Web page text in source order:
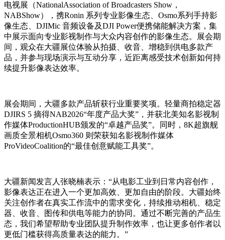
电视展（NationalAssociation of Broadcasters Show，
NABShow），携Ronin 系列专业影像生态、Osmo系列手持影
像生态、DJIMic 音频设备及DJI Power便携储能解决方案，集
中展示面向专业影视制作与大众内容创作的影像生态。展会期
间，观众在大疆展位体验从拍摄、收音、增稳到供电多款产
品，并参与现场演示与互动分享，近距离感受技术创新如何持
续提升影像表达效率。
展会期间，大疆多款产品斩获行业重要奖项。轻量商拍稳定器
DJIRS 5 摘得NAB2026“年度产品大奖”，并获北美知名影视制
作媒体ProductionHUB颁发的“卓越产品奖”。同时，8K超旗舰
画质全景相机Osmo360 则荣获知名影视制作媒体
ProVideoCoalition的“最佳创意赋能工具奖”。
大疆新闻发言人张晓楠表示：“从电影工业到日常内容创作，
影像表达正在进入一个更加高效、更加自由的阶段。大疆始终
关注创作者在真实工作流中的需求变化，持续推动相机、稳定
器、收音、图传和供电等能力的协同。通过不断完善的产品生
态，我们希望帮助专业团队提升制作效率，也让更多创作者以
更低门槛获得高质量表达的能力。”